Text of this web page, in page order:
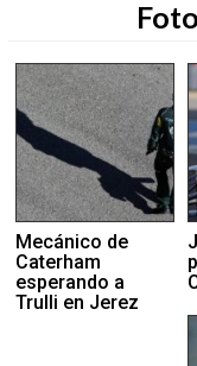
Mecánico de
Caterham
esperando a
Trulli en Jerez